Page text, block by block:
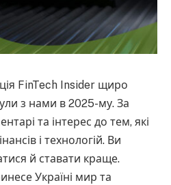
FinTech Insider щиро
з нами в 2025-му. За
та інтерес до тем, які
і технологій. Ви
й ставати краще.
Україні мир та